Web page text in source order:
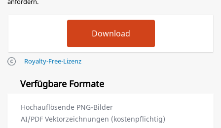
Royalty-Free-Lizenz
Verfügbare Formate
Hochauflösende PNG-Bilder
AI/PDF Vektorzeichnungen (kostenpflichtig)